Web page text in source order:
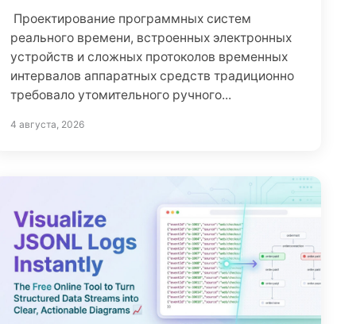
Проектирование программных систем
реального времени, встроенных электронных
устройств и сложных протоколов временных
интервалов аппаратных средств традиционно
требовало утомительного ручного...
4 августа, 2026